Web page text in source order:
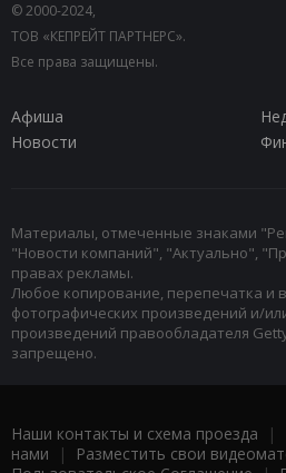
© 2000-2024,
ТОВ «КЕПРЕЙТ ПАРТНЕРС».
Все права защищены.
Афиша
Новости
Материалы, отмеченные знаками
"Новости компаний", "Актуально",
правах рекламы.
Любое копирование, перепечатка и
фотографических произведений и/
произведений правообладателя
запрещено.
Наши контакты и схема проезда |
нами | Разместить свои